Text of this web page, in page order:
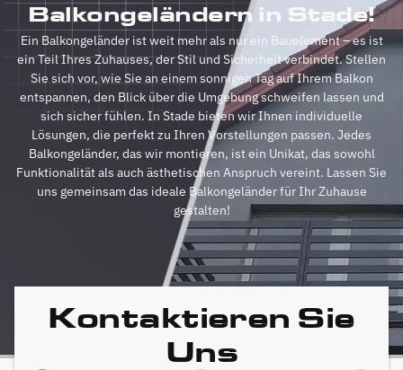
Balkongeländern in Stade!
Ein Balkongeländer ist weit mehr als nur ein Bauelement – es ist
ein Teil Ihres Zuhauses, der Stil und Sicherheit verbindet. Stellen
Sie sich vor, wie Sie an einem sonnigen Tag auf Ihrem Balkon
entspannen, den Blick über die Umgebung schweifen lassen und
sich sicher fühlen. In Stade bieten wir Ihnen individuelle
Lösungen, die perfekt zu Ihren Vorstellungen passen. Jedes
Balkongeländer, das wir montieren, ist ein Unikat, das sowohl
Funktionalität als auch ästhetischen Anspruch vereint. Lassen Sie
uns gemeinsam das ideale Balkongeländer für Ihr Zuhause
gestalten!
Kontaktieren Sie
Uns